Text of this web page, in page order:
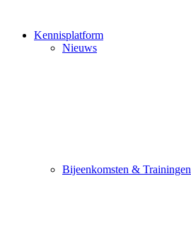
Kennisplatform
Nieuws
Bijeenkomsten & Trainingen